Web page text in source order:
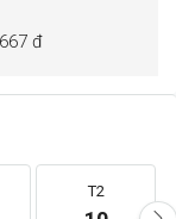
đ
T2